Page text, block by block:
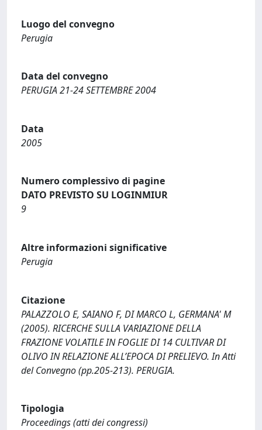
Luogo del convegno
Perugia
Data del convegno
PERUGIA 21-24 SETTEMBRE 2004
Data
2005
Numero complessivo di pagine
DATO PREVISTO SU LOGINMIUR
9
Altre informazioni significative
Perugia
Citazione
PALAZZOLO E, SAIANO F, DI MARCO L, GERMANA' M
(2005). RICERCHE SULLA VARIAZIONE DELLA
FRAZIONE VOLATILE IN FOGLIE DI 14 CULTIVAR DI
OLIVO IN RELAZIONE ALL’EPOCA DI PRELIEVO. In Atti
del Convegno (pp.205-213). PERUGIA.
Tipologia
Proceedings (atti dei congressi)